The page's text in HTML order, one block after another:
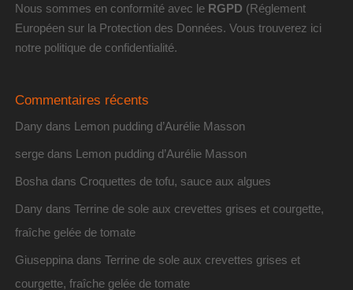
Nous sommes en conformité avec le RGPD (Réglement
Européen sur la Protection des Données. Vous trouverez ici
notre politique de confidentialité.
Commentaires récents
Dany dans Lemon pudding d’Aurélie Masson
sergedans Lemon pudding d’Aurélie Masson
Bosha dans Croquettes de tofu, sauce aux algues
Dany dans Terrine de sole aux crevettes grises et courgette,
fraîche gelée de tomate
Giuseppina dans Terrine de sole aux crevettes grises et
courgette, fraîche gelée de tomate